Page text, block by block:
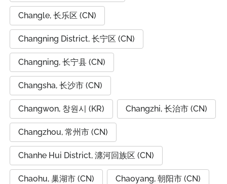
Changle, 长乐区 (CN)
Changning District, 长宁区 (CN)
Changning, 长宁县 (CN)
Changsha, 长沙市 (CN)
Changwon, 창원시 (KR) Changzhi, 长治市 (CN)
Changzhou, 常州市 (CN)
Chanhe Hui District, 瀍河回族区 (CN)
Chaohu, 巢湖市 (CN) Chaoyang, 朝阳市 (CN)